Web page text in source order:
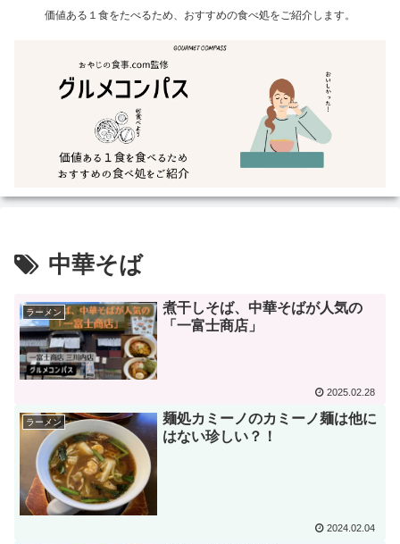
価値ある１食をたべるため、おすすめの食べ処をご紹介します。
中華そば
ラーメン
煮干しそば、中華そばが人気の
「一富士商店」
2025.02.28
ラーメン
麺処カミーノのカミーノ麺は他に
はない珍しい？！
2024.02.04